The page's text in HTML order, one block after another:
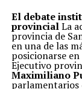
El debate
provincialLa
provincia de
en una de las
posicionarse
Ejecutivo
Maximiliano
parlamentarios